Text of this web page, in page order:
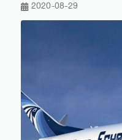
2020-08-29